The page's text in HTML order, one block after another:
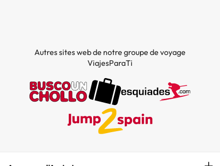
Autres sites web de notre groupe de voyage
ViajesParaTi